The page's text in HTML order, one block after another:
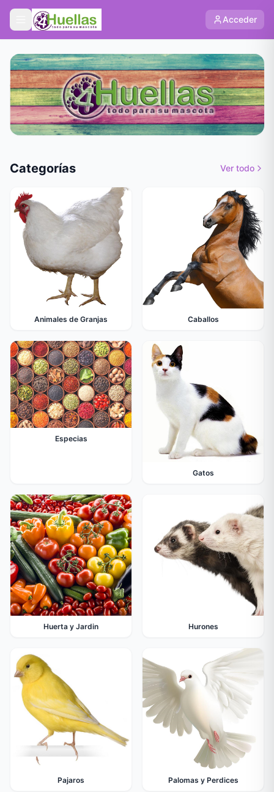
Acceder
Categorías Ver todo
Animales de Granjas Caballos
Especias
Gatos
Huerta y Jardin Hurones
Pajaros Palomas y Perdices